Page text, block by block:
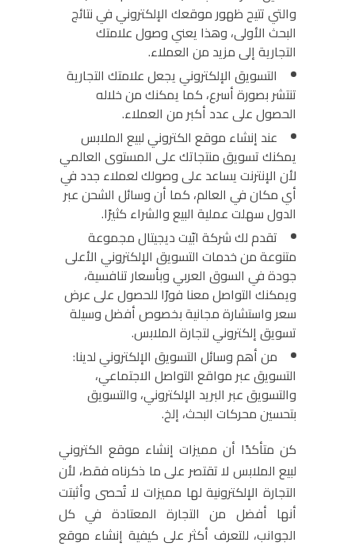
والتي تتيح ظهور موقعك الإلكتروني في نتائج
البحث الأولى، وهذا يعني وصول علامتك
التجارية إلى مزيد من العملاء.
التسويق الإلكتروني يجعل علامتك التجارية
تنتشر بصورة أسرع، كما يمكنك من خلاله
الحصول على عدد أكبر من العملاء.
عند إنشاء موقع الكتروني لبيع الملابس
يمكنك تسويق منتجاتك على المستوى العالمي
لأن الإنترنت يساعد على وصولك لعملاء جدد في
أي مكان في العالم، كما أن وسائل الشحن عبر
الدول سهلت عملية البيع والشراء كثيرًا.
تقدم لك شركة ابّيت ديجيتال مجموعة
متنوعة من خدمات التسويق الإلكتروني الأعلى
جودة في السوق العربي وبأسعار تنافسية،
ويمكنك التواصل معنا فورًا للحصول على عرض
سعر واستشارة مجانية بخصوص أفضل وسيلة
تسويق إلكتروني لتجارة الملابس.
من أهم وسائل التسويق الإلكتروني لدينا:
التسويق عبر مواقع التواصل الاجتماعي،
والتسويق عبر البريد الإلكتروني، والتسويق
بتحسين محركات البحث، إلخ.
كن متأكدًا أن مميزات إنشاء موقع الكتروني
لبيع الملابس لا تقتصر على ما ذكرناه فقط، لأن
التجارة الإلكترونية لها مميزات لا تُحصى وأثبتت
أنها أفضل من التجارة المعتادة في كل
الجوانب، للتعرف أكثر على كيفية إنشاء موقع